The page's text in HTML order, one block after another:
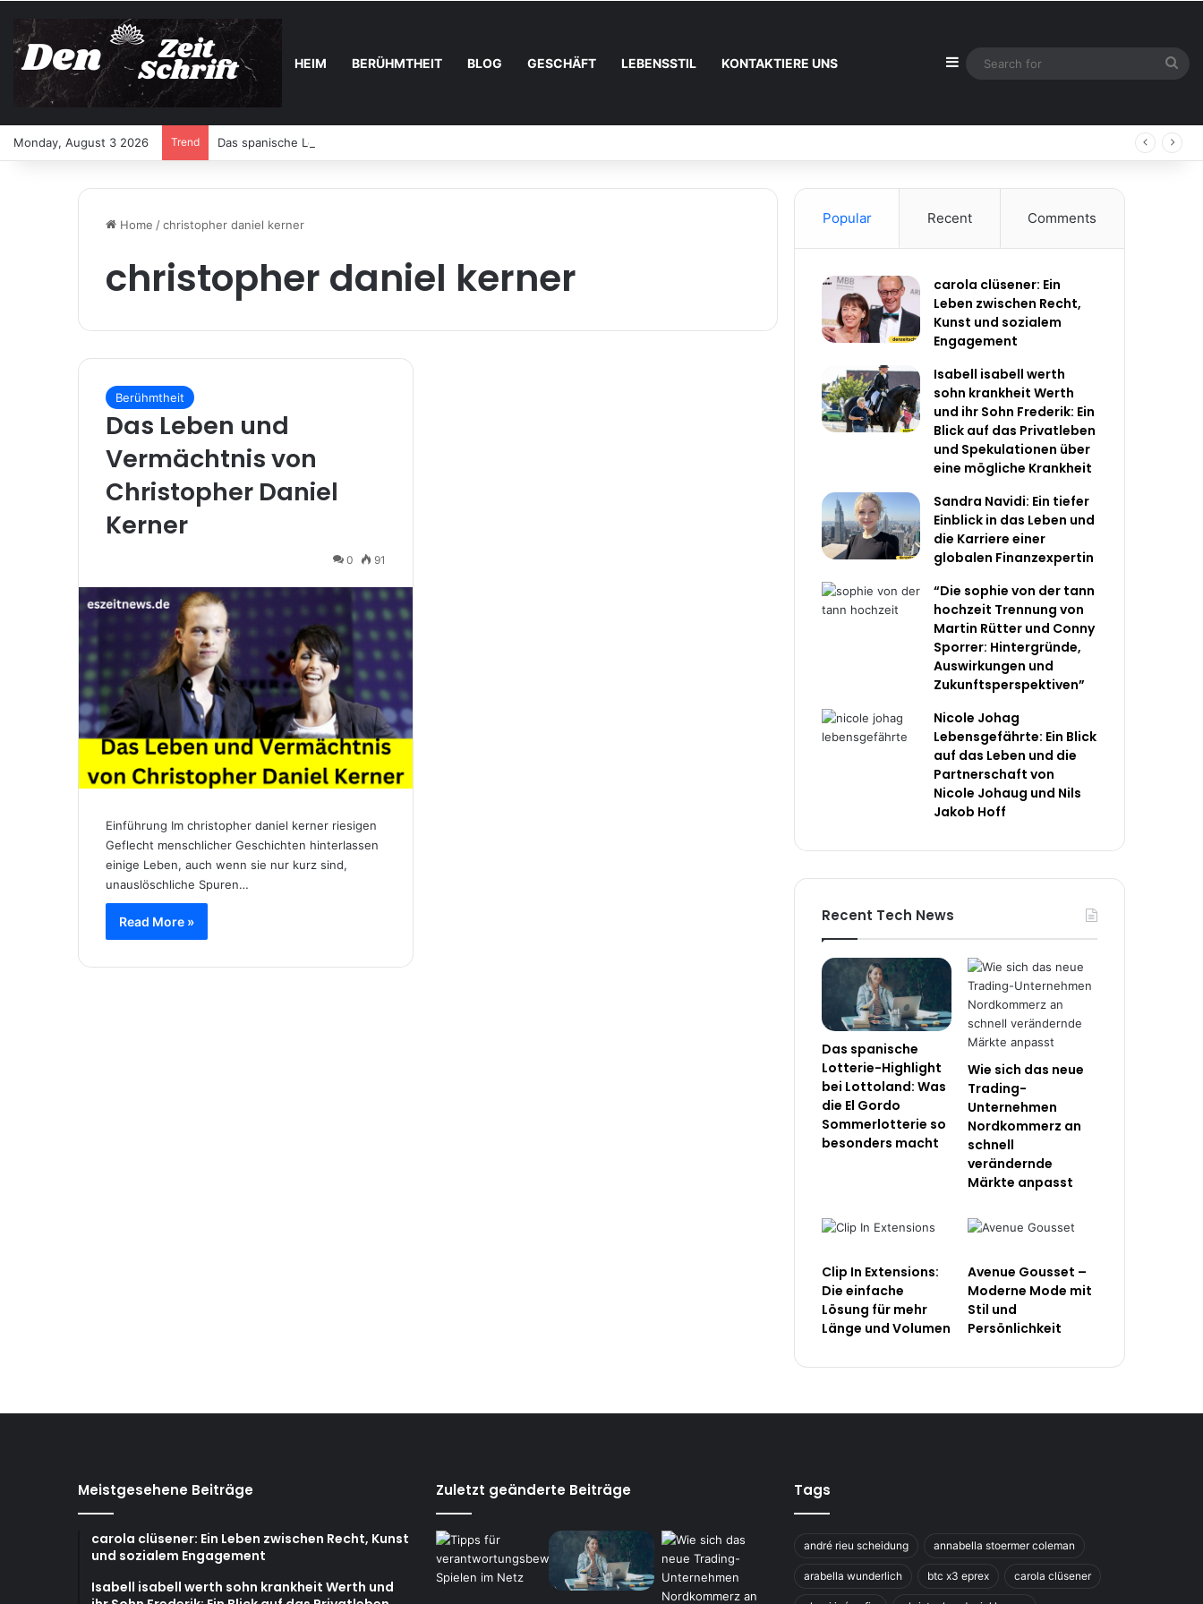
HEIM BERÜHMTHEIT BLOG GESCHÄFT LEBENSSTIL KONTAKTIERE UNS Sidebar
Monday, August 3 2026 Trend Das spanische Lotterie-Highlight bei Lottoland: Was die El Gordo Sommerlotterie so besonders macht
Home /christopher daniel kerner
christopher daniel kerner
Berühmtheit
Das Leben und
Vermächtnis von
Christopher Daniel
Kerner
0 91
Einführung Im christopher daniel kerner riesigen
Geflecht menschlicher Geschichten hinterlassen
einige Leben, auch wenn sie nur kurz sind,
unauslöschliche Spuren…
Read More »
Popular Recent Comments
carola clüsener: Ein
Leben zwischen Recht,
Kunst und sozialem
Engagement
Isabell isabell werth
sohn krankheit Werth
und ihr Sohn Frederik: Ein
Blick auf das Privatleben
und Spekulationen über
eine mögliche Krankheit
Sandra Navidi: Ein tiefer
Einblick in das Leben und
die Karriere einer
globalen Finanzexpertin
“Die sophie von der tann
hochzeit Trennung von
Martin Rütter und Conny
Sporrer: Hintergründe,
Auswirkungen und
Zukunftsperspektiven”
Nicole Johag
Lebensgefährte: Ein Blick
auf das Leben und die
Partnerschaft von
Nicole Johaug und Nils
Jakob Hoff
Recent Tech News
Das spanische
Lotterie-Highlight
bei Lottoland: Was
die El Gordo
Sommerlotterie so
besonders macht
Wie sich das neue
Trading-
Unternehmen
Nordkommerz an
schnell
verändernde
Märkte anpasst
Clip In Extensions:
Die einfache
Lösung für mehr
Länge und Volumen
Avenue Gousset –
Moderne Mode mit
Stil und
Persönlichkeit
Meistgesehene Beiträge
carola clüsener: Ein Leben zwischen Recht, Kunst
und sozialem Engagement
Isabell isabell werth sohn krankheit Werth und
Zuletzt geänderte Beiträge Tags
andré rieu scheidung annabella stoermer coleman
arabella wunderlich btc x3 eprex carola clüsener